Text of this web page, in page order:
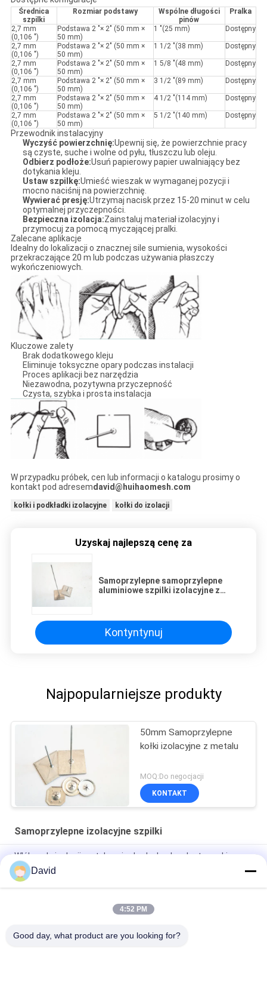
Średnica
szpilki
Rozmiar podstawy
Wspólne długości
pinów
Pralka
2,7 mm
(0,106 ")
Podstawa 2 "× 2" (50 mm ×
50 mm)
1 "(25 mm) Dostępny
2,7 mm
(0,106 ")
Podstawa 2 "× 2" (50 mm ×
50 mm)
1 1/2 "(38 mm) Dostępny
2,7 mm
(0,106 ")
Podstawa 2 "× 2" (50 mm ×
50 mm)
1 5/8 "(48 mm) Dostępny
2,7 mm
(0,106 ")
Podstawa 2 "× 2" (50 mm ×
50 mm)
3 1/2 "(89 mm) Dostępny
2,7 mm
(0,106 ")
Podstawa 2 "× 2" (50 mm ×
50 mm)
4 1/2 "(114 mm) Dostępny
2,7 mm
(0,106 ")
Podstawa 2 "× 2" (50 mm ×
50 mm)
5 1/2 "(140 mm) Dostępny
Przewodnik instalacyjny
Wyczyść powierzchnię:Upewnij się, że powierzchnie pracy
są czyste, suche i wolne od pyłu, tłuszczu lub oleju.
Odbierz podłoże:Usuń papierowy papier uwalniający bez
dotykania kleju.
Ustaw szpilkę:Umieść wieszak w wymaganej pozycji i
mocno naciśnij na powierzchnię.
Wywierać presję:Utrzymaj nacisk przez 15-20 minut w celu
optymalnej przyczepności.
Bezpieczna izolacja:Zainstaluj materiał izolacyjny i
przymocuj za pomocą myczającej pralki.
Zalecane aplikacje
Idealny do lokalizacji o znacznej sile sumienia, wysokości
przekraczające 20 m lub podczas używania płaszczy
wykończeniowych.
Kluczowe zalety
Brak dodatkowego kleju
Eliminuje toksyczne opary podczas instalacji
Proces aplikacji bez narzędzia
Niezawodna, pozytywna przyczepność
Czysta, szybka i prosta instalacja
W przypadku próbek, cen lub informacji o katalogu prosimy o
kontakt pod adresemdavid@huihaomesh.com
kołki i podkładki izolacyjne kołki do izolacji
Uzyskaj najlepszą cenę za
Samoprzylepne samoprzylepne
aluminiowe szpilki izolacyjne z
Kontyntynuj
Najpopularniejsze produkty
50mm Samoprzylepne
kołki izolacyjne z metalu
MOQ:Do negocjacji
KONTAKT
Samoprzylepne izolacyjne szpilki
Włókno do izolacji metalowej w budynkach pokryte cynkiem
1.6x24x24mm Aluminiowe kołki izolacyjne perforowane
samoprzylepne do mocowania izolacji ścian zewnętrznych
12 Ga Galwanizowane Stalowe Perforatowane Wisiarki
David
4:52 PM
Good day, what product are you looking for?